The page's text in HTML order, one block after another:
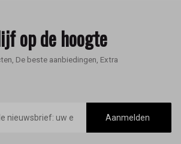
op de hoogte
De beste aanbiedingen, Extra
Aanmelden